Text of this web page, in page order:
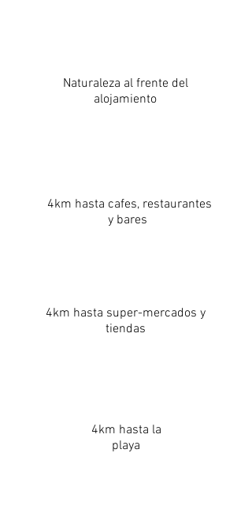
Naturaleza al frente del
alojamiento
4km hasta cafes, restaurantes
y bares
4km hasta super-mercados y
tiendas
4km hasta la
playa